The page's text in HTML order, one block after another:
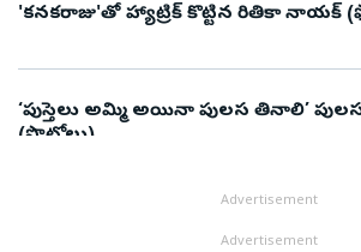
'కనకరాజు'తో హ్యాట్రిక్ కొట్టిన రితికా నాయక్
‘పుస్తెలు అమ్మి అయినా పులస తినాలి’
(ఫొటోలు)
Advertisement
Advertisement